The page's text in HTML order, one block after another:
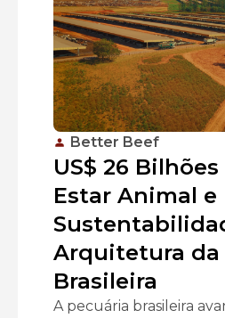
Better Beef
US$ 26
Estar Animal e
Arquitetura da
Brasileira
A pecuária brasileira